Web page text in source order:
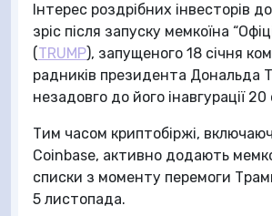
Інтерес роздрібних інвесторів
зріс після запуску мемкоїна
(TRUMP), запущеного 18 січня
радників президента Дональда
незадовго до його інавгурації 20
Тим часом криптобіржі,
Coinbase, активно додають
списки з моменту перемоги
5 листопада.